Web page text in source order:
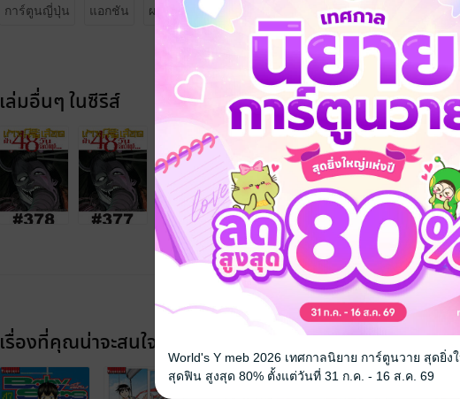
การ์ตูนญี่ปุ่น แอกชัน ผจญภัย ทริลเลอร์ สยองขวัญ
เล่มอื่นๆ ในซีรีส์
เรื่องที่คุณน่าจะสนใจ
World's Y meb 2026 เทศกาลนิยาย การ์ตูนวาย สุดยิ่
สุดฟิน สูงสุด 80% ตั้งแต่วันที่ 31 ก.ค. - 16 ส.ค. 69